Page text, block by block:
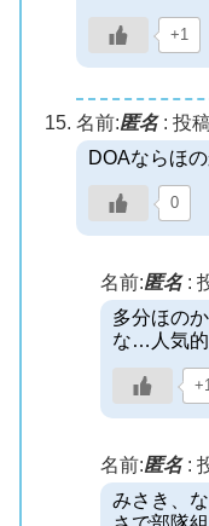
+1
名前:匿名: 投
DOAならほ
0
名前:匿名:
多分ほの
な…人気
名前:匿名:
みさき、